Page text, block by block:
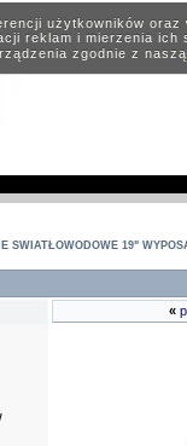
użytkowników
reklam i mierzenia ich
zgodnie z naszą
ŚWIATŁOWODOWE 19"
«